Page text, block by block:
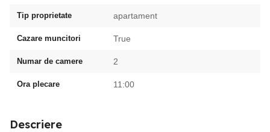
Tip proprietate apartament
Cazare muncitori True
Numar de camere 2
Ora plecare 11:00
Descriere